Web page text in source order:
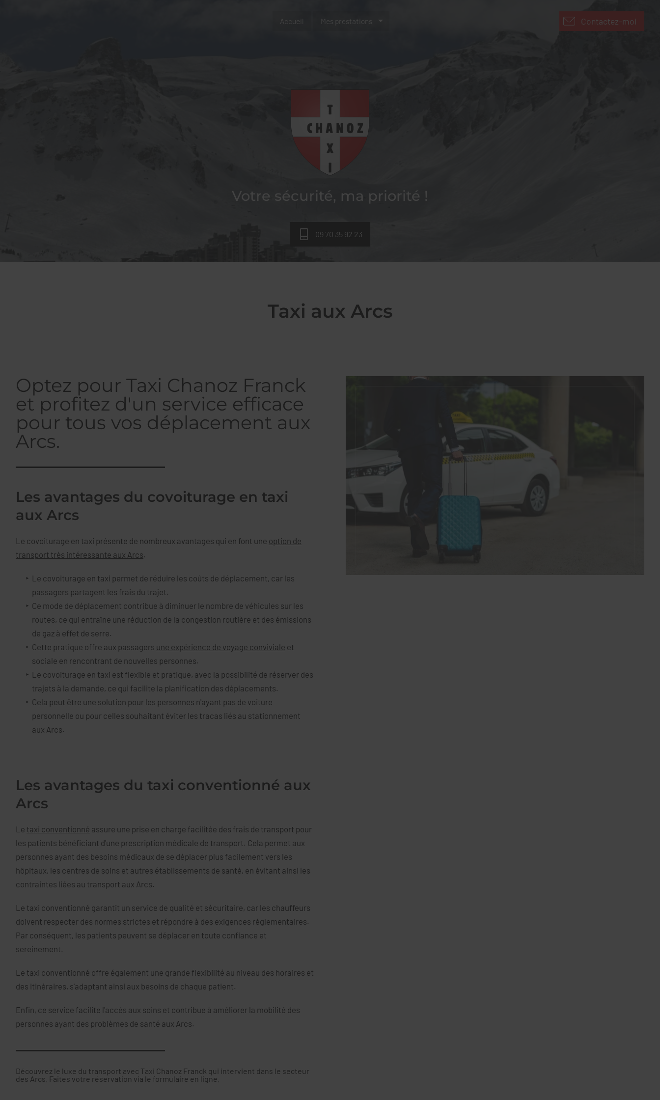
Votre sécurité, ma priorité !
09 70 35 92 23
Accueil Mes prestations Contactez-moi
Taxi aux Arcs
Optez pour Taxi Chanoz Franck
et profitez d'un service efficace
pour tous vos déplacement aux
Arcs.
Les avantages du covoiturage en taxi
aux Arcs
Le covoiturage en taxi présente de nombreux avantages qui en font une option de
transport très intéressante aux Arcs.
Le covoiturage en taxi permet de réduire les coûts de déplacement, car les
passagers partagent les frais du trajet.
Ce mode de déplacement contribue à diminuer le nombre de véhicules sur les
routes, ce qui entraîne une réduction de la congestion routière et des émissions
de gaz à effet de serre.
Cette pratique offre aux passagers une expérience de voyage conviviale et
sociale en rencontrant de nouvelles personnes.
Le covoiturage en taxi est flexible et pratique, avec la possibilité de réserver des
trajets à la demande, ce qui facilite la planification des déplacements.
Cela peut être une solution pour les personnes n'ayant pas de voiture
personnelle ou pour celles souhaitant éviter les tracas liés au stationnement
aux Arcs.
Les avantages du taxi conventionné aux
Arcs
Le taxi conventionné assure une prise en charge facilitée des frais de transport pour
les patients bénéficiant d'une prescription médicale de transport. Cela permet aux
personnes ayant des besoins médicaux de se déplacer plus facilement vers les
hôpitaux, les centres de soins et autres établissements de santé, en évitant ainsi les
contraintes liées au transport aux Arcs.
Le taxi conventionné garantit un service de qualité et sécuritaire, car les chauffeurs
doivent respecter des normes strictes et répondre à des exigences réglementaires.
Par conséquent, les patients peuvent se déplacer en toute confiance et
sereinement.
Le taxi conventionné offre également une grande flexibilité au niveau des horaires et
des itinéraires, s'adaptant ainsi aux besoins de chaque patient.
Enfin, ce service facilite l'accès aux soins et contribue à améliorer la mobilité des
personnes ayant des problèmes de santé aux Arcs.
Découvrez le luxe du transport avec Taxi Chanoz Franck qui intervient dans le secteur
des Arcs. Faites votre réservation via le formulaire en ligne.